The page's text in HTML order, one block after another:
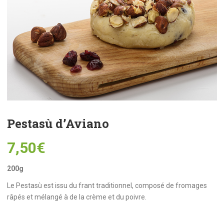
Pestasù d’Aviano
7,50€
200g
Le Pestasù est issu du frant traditionnel, composé de fromages
râpés et mélangé à de la crème et du poivre.